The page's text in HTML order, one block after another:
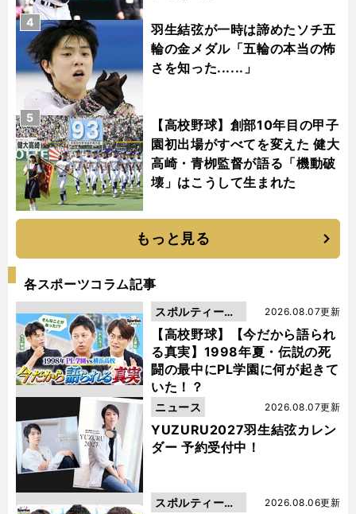
羽生結弦が一時は諦めたソチ五
輪の金メダル「五輪の本当の怖
さを知った......」
4
【高校野球】創部10年目の甲子
園初出場がすべてを変えた 健大
高崎・青栁監督が語る「機動破
壊」はこうして生まれた
5
もっと見る
各スポーツコラム記事
【高校野球】【今だから語られ
る真実】1998年夏・伝説の死
闘の最中にPL学園に何が起きて
いた！？
2026.08.07更新
スポルティーバ
動画
YUZURU2027羽生結弦カレン
ダー 予約受付中！
2026.08.07更新
ニュース
2026.08.06更新
スポルティーバ